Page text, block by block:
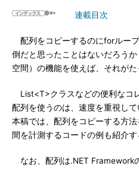
連載目次
配列をコピーするのにforルー
倒だと思ったことはないだろう
空間）の機能を使えば、それがた
List<T>クラスなどの便利なコ
配列を使うのは、速度を重視し
本稿では、配列をコピーする方
間を計測するコードの例も紹介す
なお、配列は.NET Framework